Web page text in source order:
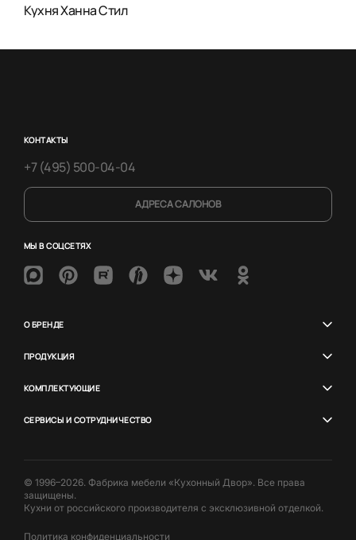
Кухня Ханна Стил
КОНТАКТЫ
+7 (495) 500-04-04
АДРЕСА САЛОНОВ
МЫ В СОЦСЕТЯХ
О БРЕНДЕ
ПРОДУКЦИЯ
КОМПЛЕКТУЮЩИЕ
СЕРВИСЫ И СОТРУДНИЧЕСТВО
© 1996–2026. Фабрика мебели «Кухонный Двор». Все права
защищены.
Кухни от российского производителя с эксклюзивной отделкой.
Политика конфиденциальности